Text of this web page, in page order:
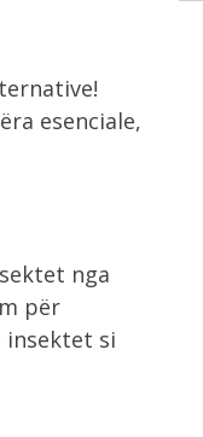
esenciale,
nga
për
insektet si